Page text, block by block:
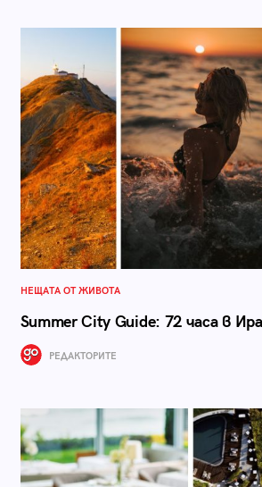
НЕЩАТА ОТ ЖИВОТА
Summer City Guide: 72 часа в
РЕДАКТОРИТЕ